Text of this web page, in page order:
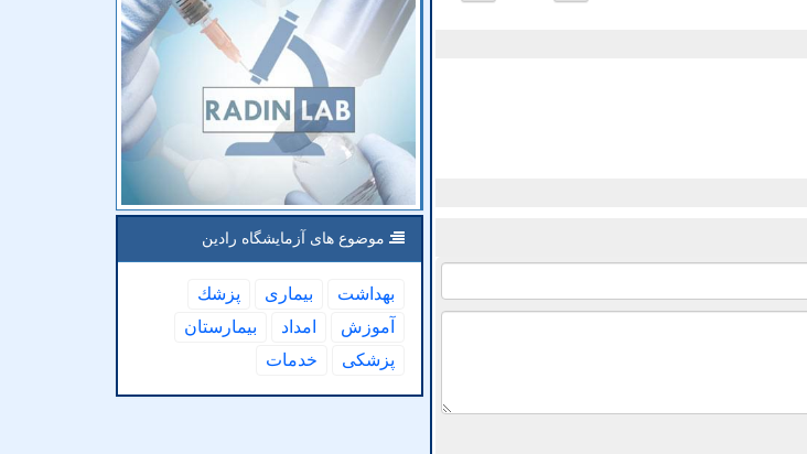
موضوع های آزمایشگاه رادین
بهداشت بیماری
پزشك
آموزش
امداد
بیمارستان
پزشكی
خدمات